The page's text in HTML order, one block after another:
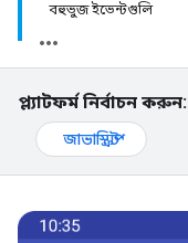
বহুভুজ ইভেন্টগুলি
প্ল্যাটফর্ম নির্বাচন করুন:
জাভাস্ক্রিপ্ট